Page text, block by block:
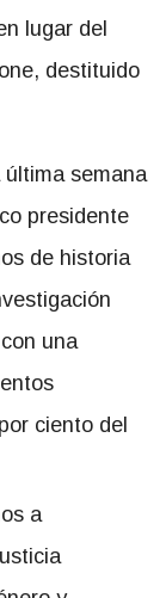
lugar del
destituido
última semana
presidente
de historia
una
ciento del